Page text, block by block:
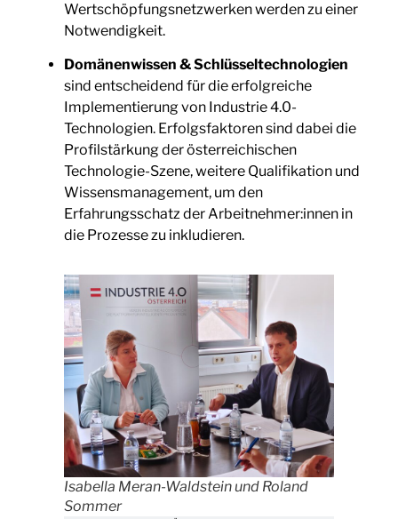
Wertschöpfungsnetzwerken werden zu einer
Notwendigkeit.
Domänenwissen & Schlüsseltechnologien
sind entscheidend für die erfolgreiche
Implementierung von Industrie 4.0-
Technologien. Erfolgsfaktoren sind dabei die
Profilstärkung der österreichischen
Technologie-Szene, weitere Qualifikation und
Wissensmanagement, um den
Erfahrungsschatz der Arbeitnehmer:innen in
die Prozesse zu inkludieren.
Isabella Meran-Waldstein und Roland
Sommer